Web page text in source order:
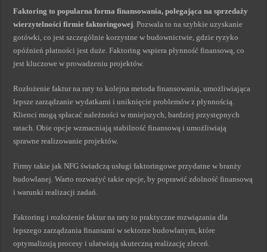
Faktoring to popularna forma finansowania, polegająca na sprzedaży
wierzytelności firmie faktoringowej. Pozwala to na szybkie uzyskanie
gotówki, co jest szczególnie korzystne w budownictwie, gdzie ryzyko
opóźnień płatności jest duże. Faktoring wspiera płynność finansową, co
jest kluczowe w prowadzeniu projektów.
Rozłożenie faktur na raty to kolejna metoda finansowania, umożliwiająca
lepsze zarządzanie wydatkami i uniknięcie problemów z płynnością.
Klienci mogą spłacać należności w mniejszych, bardziej przystępnych
ratach. Obie opcje wzmacniają stabilność finansową i umożliwiają
sprawne realizowanie projektów.
Firmy takie jak NFG świadczą usługi faktoringowe przydatne w branży
budowlanej. Warto rozważyć takie opcje, by poprawić zdolność finansową
i warunki realizacji zadań.
Faktoring i rozłożenie faktur na raty to praktyczne rozwiązania dla
lepszego zarządzania finansami w sektorze budowlanym, które
optymalizują procesy i ułatwiają skuteczną realizację zleceń.